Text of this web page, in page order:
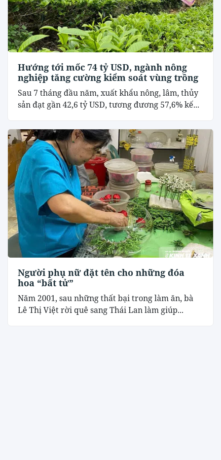
Hướng tới mốc 74 tỷ USD, ngành nông
nghiệp tăng cường kiểm soát vùng trồng
Sau 7 tháng đầu năm, xuất khẩu nông, lâm, thủy
sản đạt gần 42,6 tỷ USD, tương đương 57,6% kế...
Người phụ nữ đặt tên cho những đóa
hoa “bất tử”
Năm 2001, sau những thất bại trong làm ăn, bà
Lê Thị Việt rời quê sang Thái Lan làm giúp...